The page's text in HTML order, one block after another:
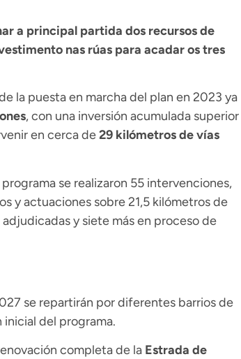
a principal partida dos recursos de
nas rúas para acadar os tres
la puesta en marcha del plan en 2023 ya
, con una inversión acumulada superior
en cerca de29 kilómetros de vías
se realizaron 55 intervenciones,
y actuaciones sobre 21,5 kilómetros de
y siete más en proceso de
se repartirán por diferentes barrios de
del programa.
completa de la Estrada de